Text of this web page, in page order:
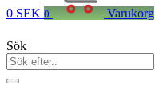
0 SEK 0 Varukorg
Sök